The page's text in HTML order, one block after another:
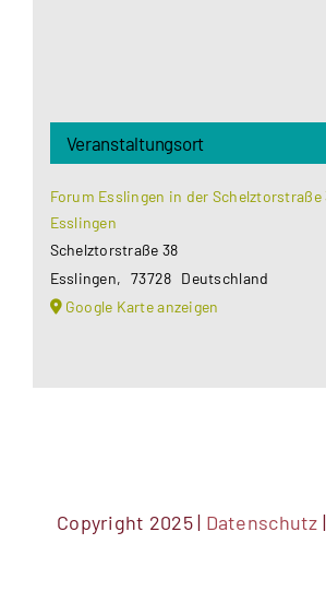
Veranstaltungsort
Forum Esslingen in der Schelztorstraße
Esslingen
Schelztorstraße 38
Esslingen, 73728 Deutschland
Google Karte anzeigen
Copyright 2025 | Datenschutz |